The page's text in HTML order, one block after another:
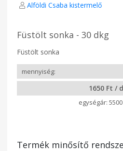
Alföldi Csaba kistermelő
Füstölt sonka - 30 dkg
Füstölt sonka
1650 Ft /
Termék minősítő